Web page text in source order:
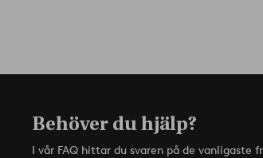
Behöver du hjälp?
I vår FAQ hittar du svaren på de vanligaste